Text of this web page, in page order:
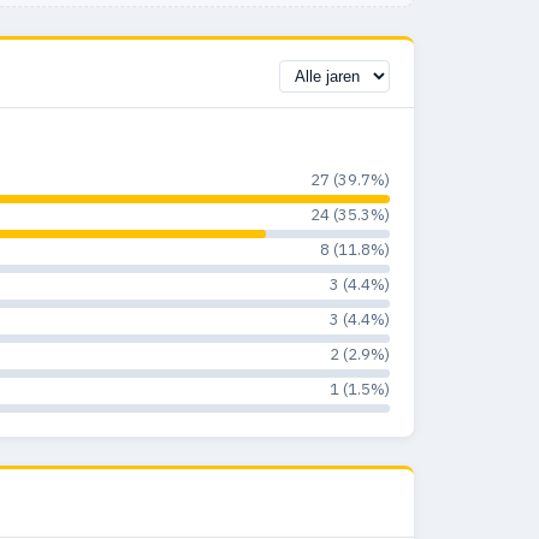
27 (39.7%)
24 (35.3%)
8 (11.8%)
3 (4.4%)
3 (4.4%)
2 (2.9%)
1 (1.5%)